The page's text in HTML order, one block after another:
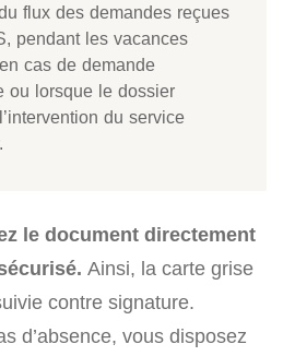
flux des demandes reçues
pendant les vacances
cas de demande
ou lorsque le dossier
du service
le document directement
Ainsi, la carte grise
contre signature.
d’absence, vous disposez